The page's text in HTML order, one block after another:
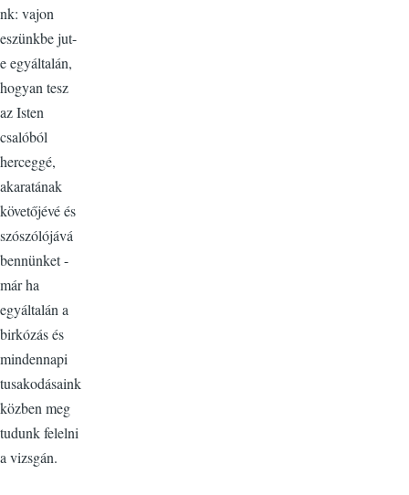
nk: vajon
eszünkbe jut-
e egyáltalán,
hogyan tesz
az Isten
csalóból
herceggé,
akaratának
követőjévé és
szószólójává
bennünket -
már ha
egyáltalán a
birkózás és
mindennapi
tusakodásaink
közben meg
tudunk felelni
a vizsgán.